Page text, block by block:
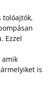
tolóajtók,
Ezzel
amik
is